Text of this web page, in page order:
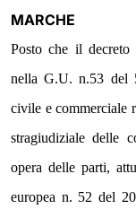
MARCHE
Posto che il
nella G.U. n.53 del
civile e commerciale
stragiudiziale delle
opera delle parti,
europea n. 52 del